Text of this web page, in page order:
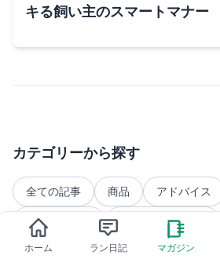
キる飼い主のスマートマナー
カテゴリーから探す
全ての記事 商品 アドバイス
お出かけ準備 ドッグランマナー
遊びと道具 社会化・行動 関
ホーム ラン日記 マガジン